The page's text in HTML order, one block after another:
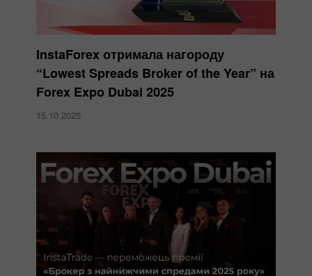
InstaForex отримала нагороду
“Lowest Spreads Broker of the Year” на
Forex Expo Dubai 2025
15.10.2025